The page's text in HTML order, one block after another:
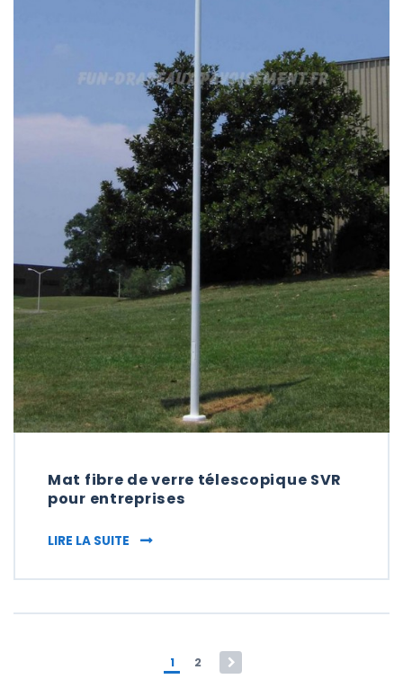
Mat fibre de verre télescopique SVR
pour entreprises
LIRE LA SUITE MAT FIBRE DE VERRE TÉLESCOPIQUE SVR
Pagination des
1 2